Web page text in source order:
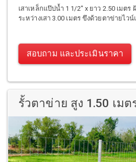
เสาเหล็กแป๊ปน้ำ 1 1/2" x ยาว 2.50 เมตร
ระหว่างเสา 3.00 เมตร ขึงด้วยตาข่ายไว
สอบถาม และประเมินราคา
รั้วตาข่าย สูง 1.50 เม